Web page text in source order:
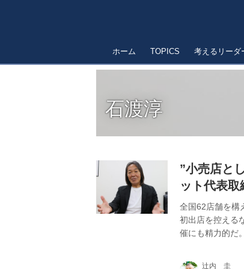
ホーム TOPICS 考えるリーダ
石渡淳
”小売店と
ット代表
全国62店舗を構
初出店を控える
催にも精力的だ
辻内 圭